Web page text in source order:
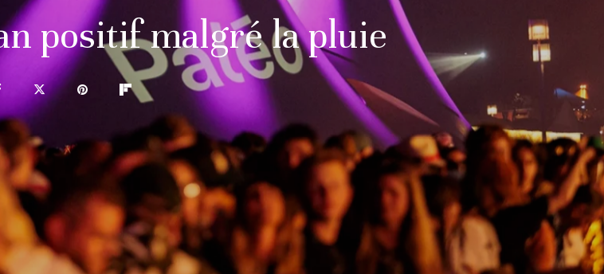
positif malgré la pluie